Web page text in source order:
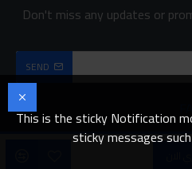
Don't miss any updates or
SEND
This is the sticky Notification
sticky messages